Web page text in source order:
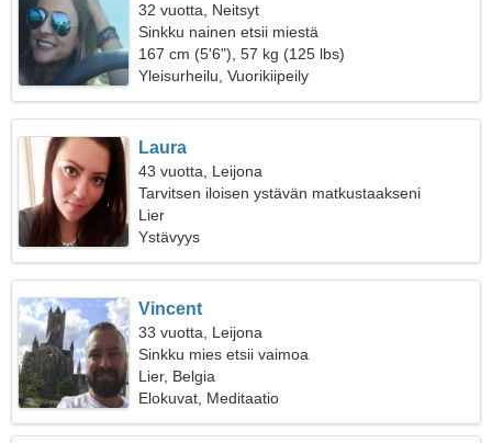
32 vuotta, Neitsyt
Sinkku nainen etsii miestä
167 cm (5'6"), 57 kg (125 lbs)
Yleisurheilu, Vuorikiipeily
Laura
43 vuotta, Leijona
Tarvitsen iloisen ystävän matkustaakseni
yhdessä
Lier
Ystävyys
Vincent
33 vuotta, Leijona
Sinkku mies etsii vaimoa
Lier, Belgia
Elokuvat, Meditaatio